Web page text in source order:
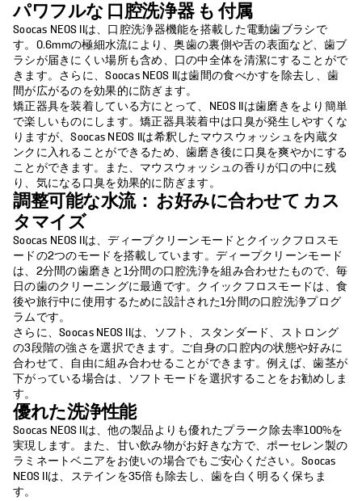
パワフルな 口腔洗浄器 も 付属
Soocas NEOS IIは、口腔洗浄器機能を搭載した電動歯ブラシで
す。0.6mmの極細水流により、奥歯の裏側や舌の表面など、歯ブ
ラシが届きにくい場所も含め、口の中全体を清潔にすることがで
きます。さらに、Soocas NEOS IIは歯間の食べかすを除去し、歯
間が広がるのを効果的に防ぎます。
矯正器具を装着している方にとって、NEOS IIは歯磨きをより簡単
で楽しいものにします。矯正器具装着中は口臭が発生しやすくな
りますが、Soocas NEOS IIは希釈したマウスウォッシュを内蔵タ
ンクに入れることができるため、歯磨き後に口臭を爽やかにする
ことができます。また、マウスウォッシュの香りが口の中に残
り、気になる口臭を効果的に防ぎます。
調整可能な水流： お好みに合わせて カス
タマイズ
Soocas NEOS IIは、ディープクリーンモードとクイックフロスモ
ードの2つのモードを搭載しています。ディープクリーンモード
は、2分間の歯磨きと1分間の口腔洗浄を組み合わせたもので、毎
日の歯のクリーニングに最適です。クイックフロスモードは、食
後や旅行中に使用するために設計された1分間の口腔洗浄プログ
ラムです。
さらに、Soocas NEOS IIは、ソフト、スタンダード、ストロング
の3段階の強さを選択できます。ご自身の口腔内の状態や好みに
合わせて、自由に組み合わせることができます。例えば、歯茎が
下がっている場合は、ソフトモードを選択することをお勧めしま
す。
優れた洗浄性能
Soocas NEOS IIは、他の製品よりも優れたプラーク除去率100%を
実現します。また、甘い飲み物がお好きな方で、ポーセレン製の
ラミネートベニアをお使いの場合でもご安心ください。Soocas
NEOS IIは、ステインを35倍も除去し、歯を白く明るく保ちま
す。